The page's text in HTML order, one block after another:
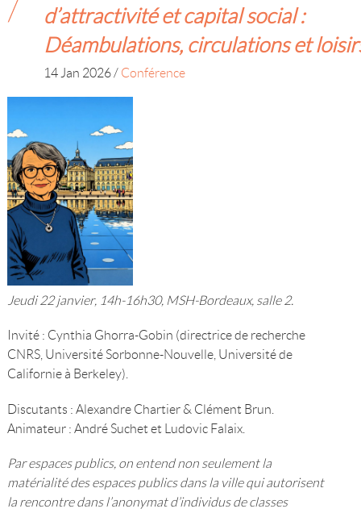
d’attractivité et capital social :
Déambulations, circulations et
14 Jan 2026/ Conférence
Jeudi 22 janvier, 14h-16h30, MSH-Bordeaux, salle 2.
Invité : Cynthia Ghorra-Gobin (directrice de recherche
CNRS, Université Sorbonne-Nouvelle, Université de
Californie à Berkeley).
Discutants : Alexandre Chartier & Clément Brun.
Animateur : André Suchet et Ludovic Falaix.
Par espaces publics, on entend non seulement la
matérialité des espaces publics dans la ville qui autorisent
la rencontre dans l’anonymat d’individus de classes